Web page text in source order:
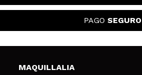
PAGO SEGURO
MAQUILLALIA